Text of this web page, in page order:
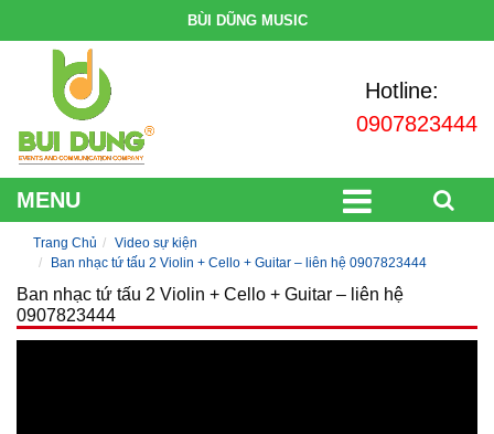
BÙI DŨNG MUSIC
Hotline:
0907823444
MENU
Trang Chủ
Video sự kiện
Ban nhạc tứ tấu 2 Violin + Cello + Guitar – liên hệ 0907823444
Ban nhạc tứ tấu 2 Violin + Cello + Guitar – liên hệ
0907823444